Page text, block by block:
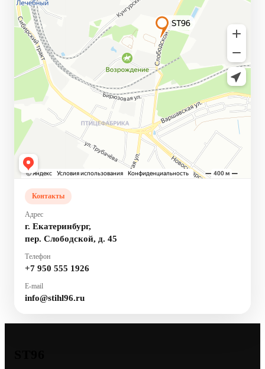
Контакты
Адрес
г. Екатеринбург,
пер. Слободской, д. 45
Телефон
+7 950 555 1926
E-mail
info@stihl96.ru